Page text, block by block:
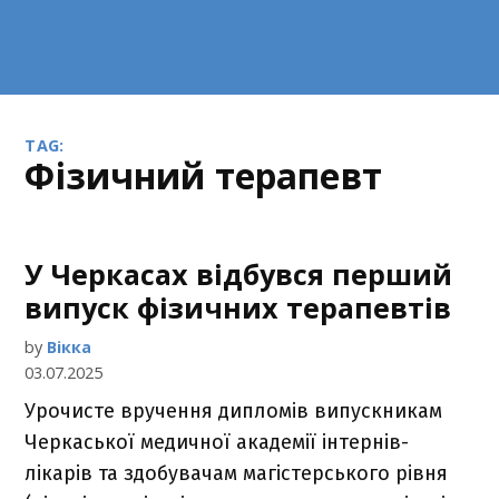
TAG:
фізичний терапевт
У Черкасах відбувся перший
випуск фізичних терапевтів
by Вікка
03.07.2025
Урочисте вручення дипломів випускникам
Черкаської медичної академії інтернів-
лікарів та здобувачам магістерського рівня